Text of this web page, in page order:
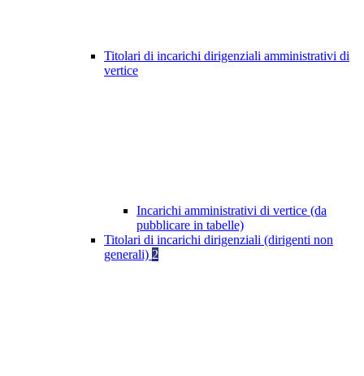
Titolari di incarichi dirigenziali amministrativi di
vertice
Incarichi amministrativi di vertice (da
pubblicare in tabelle)
Titolari di incarichi dirigenziali (dirigenti non
generali) 2